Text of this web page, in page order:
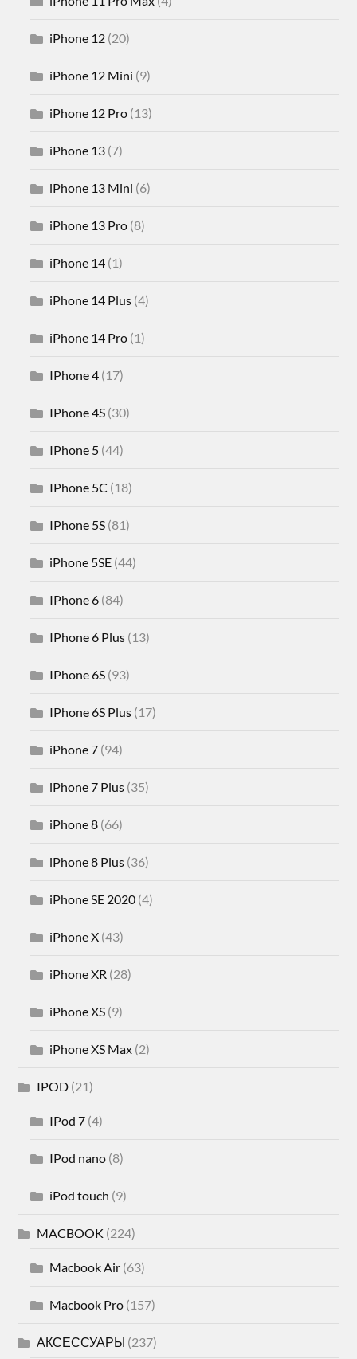
iPhone 12 (20)
iPhone 12 Mini (9)
iPhone 12 Pro (13)
iPhone 13 (7)
iPhone 13 Mini (6)
iPhone 13 Pro (8)
iPhone 14 (1)
iPhone 14 Plus (4)
iPhone 14 Pro (1)
IPhone 4 (17)
IPhone 4S (30)
IPhone 5 (44)
IPhone 5C (18)
IPhone 5S (81)
iPhone 5SE (44)
IPhone 6 (84)
IPhone 6 Plus (13)
IPhone 6S (93)
IPhone 6S Plus (17)
iPhone 7 (94)
iPhone 7 Plus (35)
iPhone 8 (66)
iPhone 8 Plus (36)
iPhone SE 2020 (4)
iPhone X (43)
iPhone XR (28)
iPhone XS (9)
iPhone XS Max (2)
IPOD (21)
IPod 7 (4)
IPod nano (8)
iPod touch (9)
MACBOOK (224)
Macbook Air (63)
Macbook Pro (157)
АКСЕССУАРЫ (237)